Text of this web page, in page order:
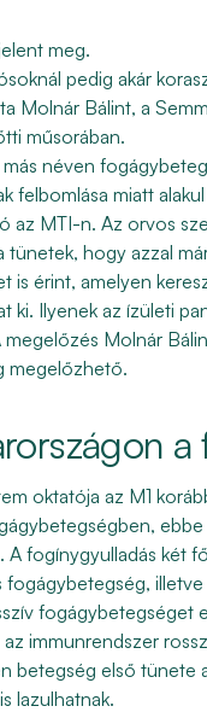
meg.
pedig akár
Bálint, a
műsorában.
néven
felbomlása miatt
MTI-n. Az orvos
tünetek, hogy azzal
is érint, amelyen
ki. Ilyenek az ízületi
Molnár
megelőzhető.
oktatója az M1
A fogínygyulladás két
fogágybetegséget
immunrendszer
betegség első
lazulhatnak.